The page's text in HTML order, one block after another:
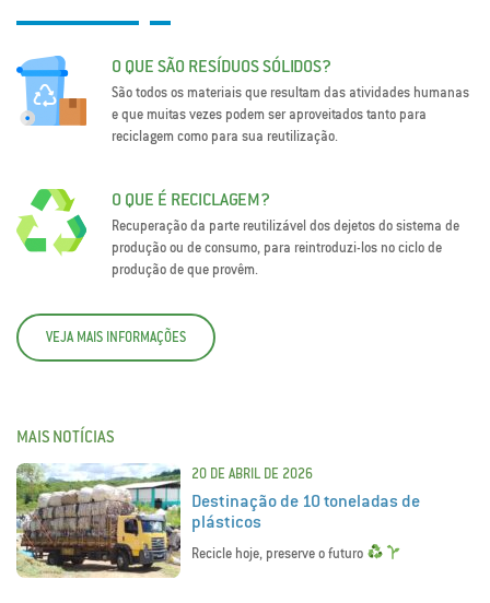
O QUE SÃO RESÍDUOS SÓLIDOS?
São todos os materiais que resultam das atividades humanas
e que muitas vezes podem ser aproveitados tanto para
reciclagem como para sua reutilização.
O QUE É RECICLAGEM?
Recuperação da parte reutilizável dos dejetos do sistema de
produção ou de consumo, para reintroduzi-los no ciclo de
produção de que provêm.
VEJA MAIS INFORMAÇÕES
MAIS NOTÍCIAS
20 DE ABRIL DE 2026
Destinação de 10 toneladas de
plásticos
Recicle hoje, preserve o futuro